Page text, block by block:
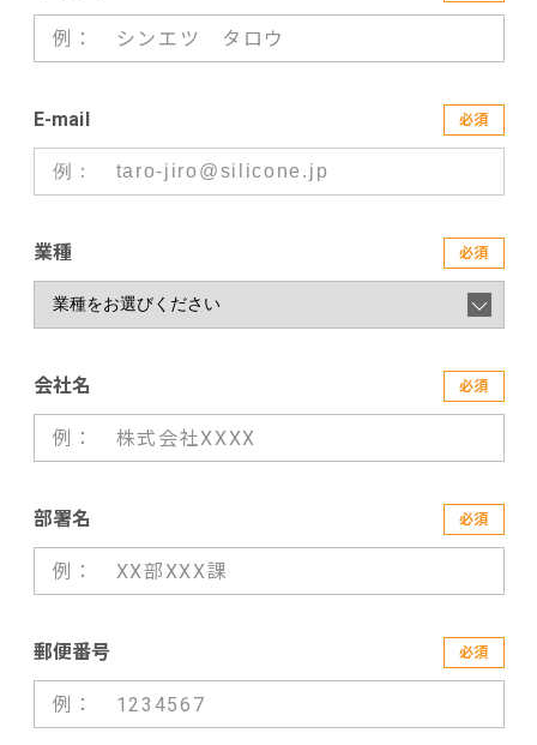
E-mail 必須
業種 必須
会社名 必須
部署名 必須
郵便番号 必須